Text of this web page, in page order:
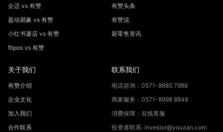
企迈 vs 有赞
盈动易象 vs 有赞
小红书薯店 vs 有赞
flipos vs 有赞
有赞头条
有赞说
新零售资讯
关于我们
有赞介绍
企业文化
加入我们
合作联系
联系我们
电话咨询：0571-8685 7988
商家服务：0571-8998 8848
消费保障：在线客服
投资者联系: investor@youzan.com